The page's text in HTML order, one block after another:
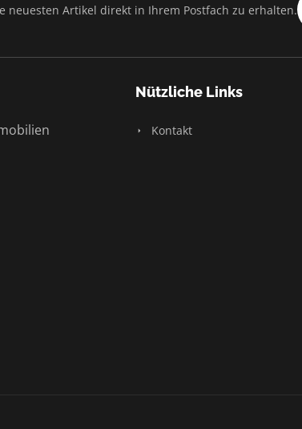
neuesten Artikel direkt in Ihrem Postfach zu erhalten.
Nützliche Links
Kontakt